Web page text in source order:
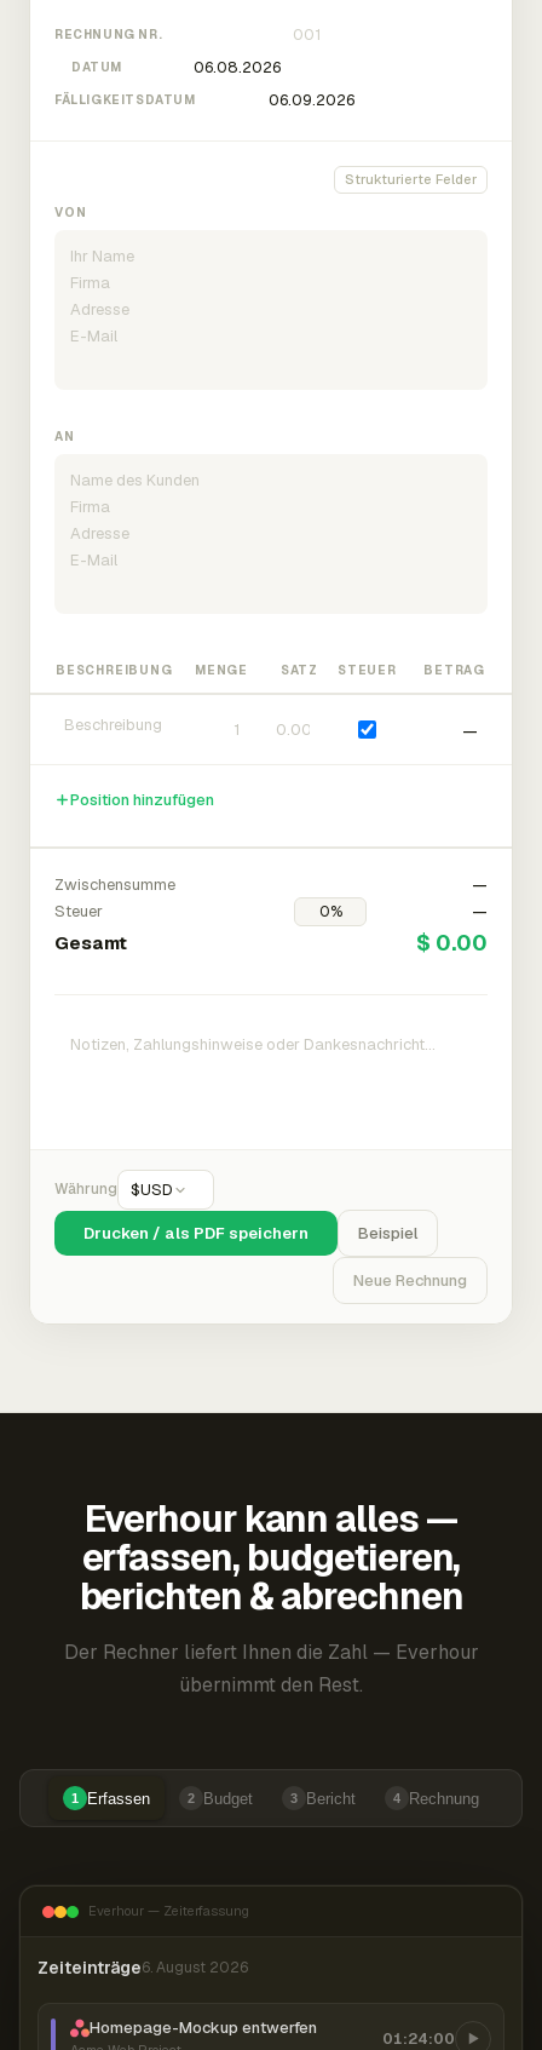
RECHNUNG NR.
DATUM
FÄLLIGKEITSDATUM
Strukturierte Felder
VON
AN
BESCHREIBUNG MENGE SATZ STEUER BETRAG
—
Position hinzufügen
Zwischensumme
—
Steuer
—
Gesamt $ 0.00
Währung $USD
Drucken / als PDF speichern Beispiel
Neue Rechnung
Everhour kann alles —
erfassen, budgetieren,
berichten & abrechnen
Der Rechner liefert Ihnen die Zahl — Everhour
übernimmt den Rest.
1 Erfassen 2 Budget 3 Bericht 4 Rechnung
Everhour — Zeiterfassung
Zeiteinträge6. August 2026
Homepage-Mockup entwerfen 01:24:00